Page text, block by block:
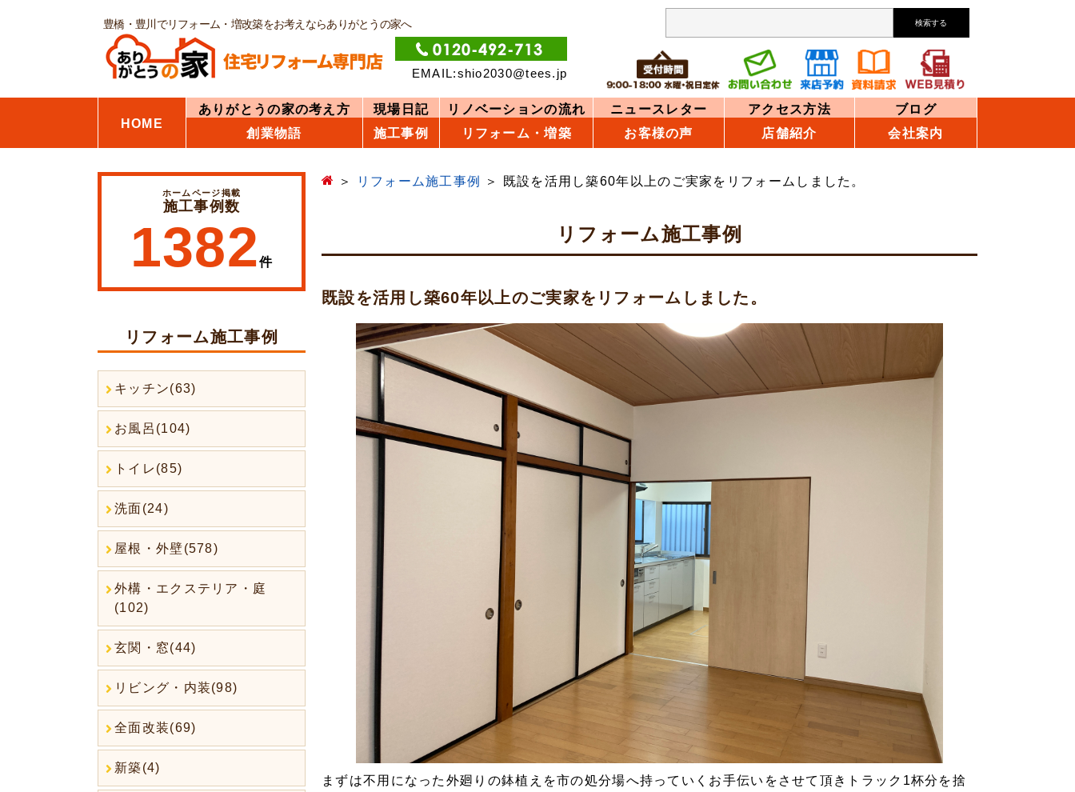
豊橋・豊川でリフォーム・増改築をお考えならありがとうの家へ
EMAIL:shio2030@tees.jp
検索する
HOME
ありがとうの家の考え方 現場日記 リノベーションの流れ ニュースレター アクセス方法
ブログ
創業物語
施工事例 リフォーム・増築 お客様の声 店舗紹介 会社案内
リフォーム施工事例 既設を活用し築60年以上のご実家をリフォームしました。
リフォーム施工事例
既設を活用し築60年以上のご実家をリフォームしました。
まずは不用になった外廻りの鉢植えを市の処分場へ持っていくお手伝いをさせて頂きトラック1杯分を捨
ホームページ掲載
施工事例数
1382件
リフォーム施工事例
キッチン(63)
お風呂(104)
トイレ(85)
洗面(24)
屋根・外壁(578)
外構・エクステリア・庭
(102)
玄関・窓(44)
リビング・内装(98)
全面改装(69)
新築(4)